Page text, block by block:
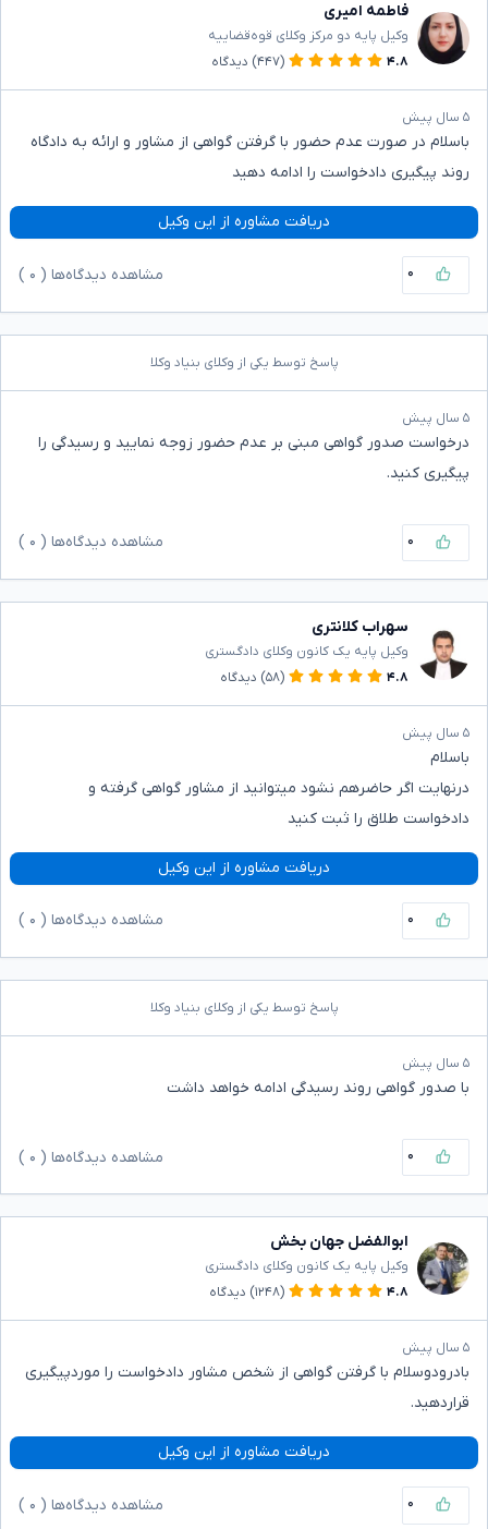
فاطمه امیری
وکیل پایه دو مرکز وکلای قوه‌قضاییه
۴.۸
(۴۴۷) دیدگاه
۵ سال پیش
باسلام در صورت عدم حضور با گرفتن گواهی از مشاور و ارائه به دادگاه
روند پیگیری دادخواست را ادامه دهید
دریافت مشاوره از این وکیل
۰ مشاهده دیدگاه‌ها ( ۰
پاسخ توسط یکی از وکلای بنیاد وکلا
۵ سال پیش
درخواست صدور گواهی مبنی بر عدم حضور زوجه نمایید و رسیدگی را
پیگیری کنید.
۰ مشاهده دیدگاه‌ها ( ۰
سهراب کلانتری
وکیل پایه یک کانون وکلای دادگستری
۴.۸
(۵۸) دیدگاه
۵ سال پیش
باسلام
درنهایت اگر حاضرهم نشود میتوانید از مشاور گواهی گرفته و
دادخواست طلاق را ثبت کنید
دریافت مشاوره از این وکیل
۰ مشاهده دیدگاه‌ها ( ۰
پاسخ توسط یکی از وکلای بنیاد وکلا
۵ سال پیش
با صدور گواهی روند رسیدگی ادامه خواهد داشت
۰ مشاهده دیدگاه‌ها ( ۰
ابوالفضل جهان بخش
وکیل پایه یک کانون وکلای دادگستری
۴.۸
(۱۲۴۸) دیدگاه
۵ سال پیش
بادرودوسلام با گرفتن گواهی از شخص مشاور دادخواست را موردپیگیری
قراردهید.
دریافت مشاوره از این وکیل
۰ مشاهده دیدگاه‌ها ( ۰